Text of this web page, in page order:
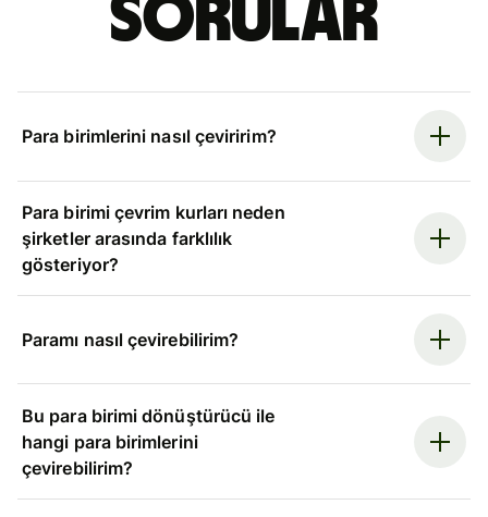
sorular
Para birimlerini nasıl çeviririm?
Para birimi çevrim kurları neden
şirketler arasında farklılık
gösteriyor?
Paramı nasıl çevirebilirim?
Bu para birimi dönüştürücü ile
hangi para birimlerini
çevirebilirim?